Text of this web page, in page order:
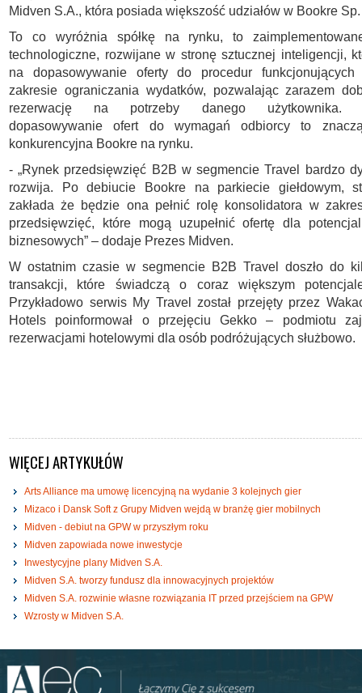
Midven S.A., która posiada większość udziałów w Bookre
To co wyróżnia spółkę na rynku, to
technologiczne, rozwijane w stronę sztucznej inteligencji,
na dopasowywanie oferty do procedur
zakresie ograniczania wydatków, pozwalając zarazem
rezerwację na potrzeby danego użytkownika.
dopasowywanie ofert do wymagań odbiorcy to
konkurencyjna Bookre na rynku.
- „Rynek przedsięwzięć B2B w segmencie Travel bardzo
rozwija. Po debiucie Bookre na parkiecie giełdowym,
zakłada że będzie ona pełnić rolę konsolidatora w
przedsięwzięć, które mogą uzupełnić ofertę dla
biznesowych” – dodaje Prezes Midven.
W ostatnim czasie w segmencie B2B Travel doszło do
transakcji, które świadczą o coraz większym
Przykładowo serwis My Travel został przejęty przez
Hotels poinformował o przejęciu Gekko – podmiotu
rezerwacjami hotelowymi dla osób podróżujących służbowo.
WIĘCEJ ARTYKUŁÓW
Arts Alliance ma umowę licencyjną na wydanie 3 kolejnych gier
Mizaco i Dansk Soft z Grupy Midven wejdą w branżę gier mobilnych
Midven - debiut na GPW w przyszłym roku
Midven zapowiada nowe inwestycje
Inwestycyjne plany Midven S.A.
Midven S.A. tworzy fundusz dla innowacyjnych projektów
Midven S.A. rozwinie własne rozwiązania IT przed przejściem na GPW
Wzrosty w Midven S.A.